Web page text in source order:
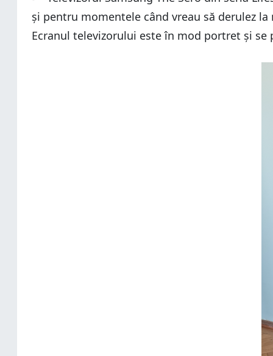
și pentru momentele când vreau să derulez
Ecranul televizorului este în mod portret și